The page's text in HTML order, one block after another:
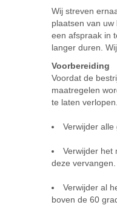
Wij streven
plaatsen van
een afspraak in
langer duren.
Voorbereiding
Voordat de
maatregelen
te laten verlopen.
Verwijder
Verwijder het
deze vervangen.
Verwijder al
boven de 60